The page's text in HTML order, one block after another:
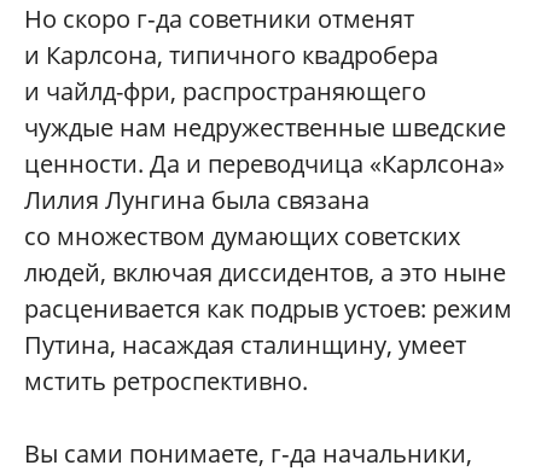
Но скоро г‑да советники отменят
и Карлсона, типичного квадробера
и чайлд-фри, распространяющего
чуждые нам недружественные шведские
ценности. Да и переводчица «Карлсона»
Лилия Лунгина была связана
со множеством думающих советских
людей, включая диссидентов, а это ныне
расценивается как подрыв устоев: режим
Путина, насаждая сталинщину, умеет
мстить ретроспективно.
Вы сами понимаете, г‑да начальники,